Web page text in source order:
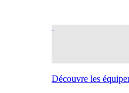
Découvre les